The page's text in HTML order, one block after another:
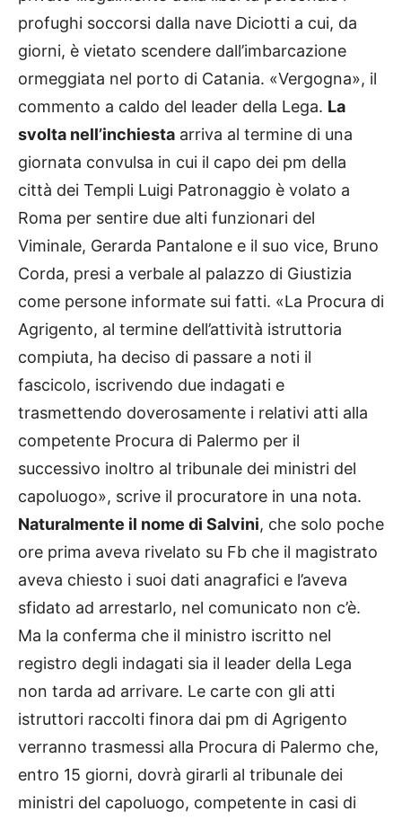
profughi soccorsi dalla nave Diciotti a cui, da
giorni, è vietato scendere dall’imbarcazione
ormeggiata nel porto di Catania. «Vergogna», il
commento a caldo del leader della Lega. La
svolta nell’inchiesta arriva al termine di una
giornata convulsa in cui il capo dei pm della
città dei Templi Luigi Patronaggio è volato a
Roma per sentire due alti funzionari del
Viminale, Gerarda Pantalone e il suo vice, Bruno
Corda, presi a verbale al palazzo di Giustizia
come persone informate sui fatti. «La Procura di
Agrigento, al termine dell’attività istruttoria
compiuta, ha deciso di passare a noti il
fascicolo, iscrivendo due indagati e
trasmettendo doverosamente i relativi atti alla
competente Procura di Palermo per il
successivo inoltro al tribunale dei ministri del
capoluogo», scrive il procuratore in una nota.
Naturalmente il nome di Salvini, che solo poche
ore prima aveva rivelato su Fb che il magistrato
aveva chiesto i suoi dati anagrafici e l’aveva
sfidato ad arrestarlo, nel comunicato non c’è.
Ma la conferma che il ministro iscritto nel
registro degli indagati sia il leader della Lega
non tarda ad arrivare. Le carte con gli atti
istruttori raccolti finora dai pm di Agrigento
verranno trasmessi alla Procura di Palermo che,
entro 15 giorni, dovrà girarli al tribunale dei
ministri del capoluogo, competente in casi di